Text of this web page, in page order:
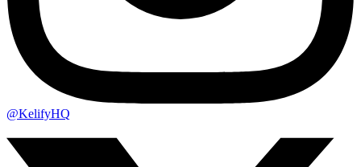
@KelifyHQ